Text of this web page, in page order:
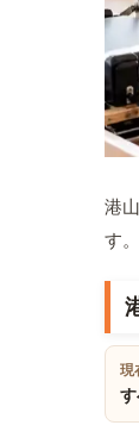
港
す
現